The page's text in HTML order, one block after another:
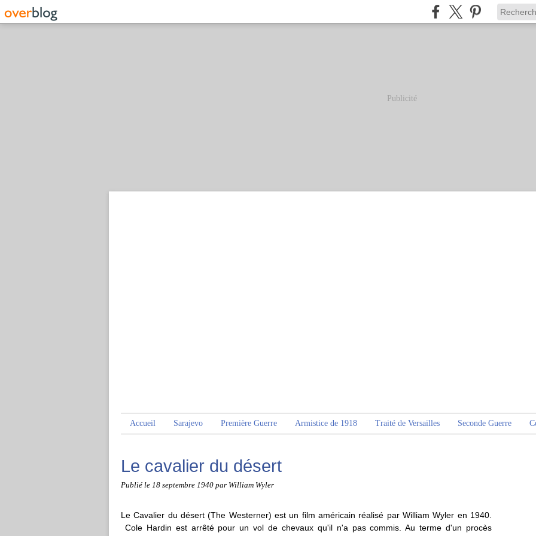
Publicité
Accueil Sarajevo Première Guerre Armistice de 1918 Traité de Versailles Seconde Guerre
Le cavalier du désert
Publié le 18 septembre 1940 par William Wyler
Le Cavalier du désert (The Westerner) est un film américain réalisé par William Wyler en 1940.
Cole Hardin est arrêté pour un vol de chevaux qu'il n'a pas commis. Au terme d'un procès